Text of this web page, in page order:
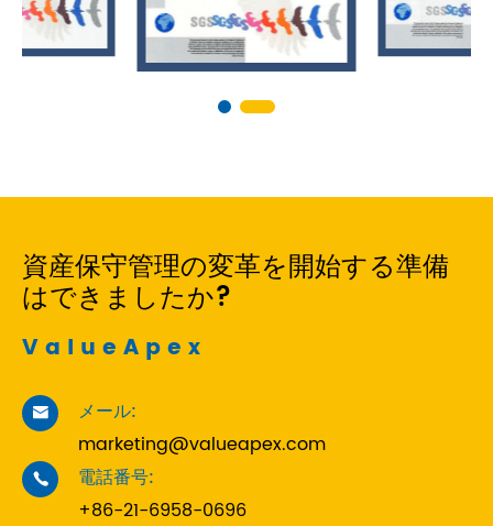
資産保守管理の変革を開始する準備
はできましたか?
ValueApex

メール:
marketing@valueapex.com

電話番号:
+86-21-6958-0696